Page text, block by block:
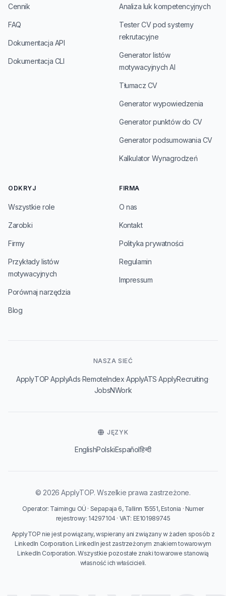
Cennik
FAQ
Dokumentacja API
Dokumentacja CLI
Analiza luk kompetencyjnych
Tester CV pod systemy
rekrutacyjne
Generator listów
motywacyjnych AI
Tłumacz CV
Generator wypowiedzenia
Generator punktów do CV
Generator podsumowania CV
Kalkulator Wynagrodzeń
ODKRYJ
Wszystkie role
Zarobki
Firmy
Przykłady listów
motywacyjnych
Porównaj narzędzia
Blog
FIRMA
O nas
Kontakt
Polityka prywatności
Regulamin
Impressum
NASZA SIEĆ
ApplyTOP·ApplyAds·RemoteIndex·ApplyATS·ApplyRecruiting·
JobsNWork
JĘZYK
EnglishPolskiEspañolहिन्दी
© 2026 ApplyTOP. Wszelkie prawa zastrzeżone.
Operator: Taimingu OÜ · Sepapaja 6, Tallinn 15551, Estonia · Numer
rejestrowy: 14297104 · VAT: EE101989745
ApplyTOP nie jest powiązany, wspierany ani związany w żaden sposób z
LinkedIn Corporation. LinkedIn jest zastrzeżonym znakiem towarowym
LinkedIn Corporation. Wszystkie pozostałe znaki towarowe stanowią
własność ich właścicieli.